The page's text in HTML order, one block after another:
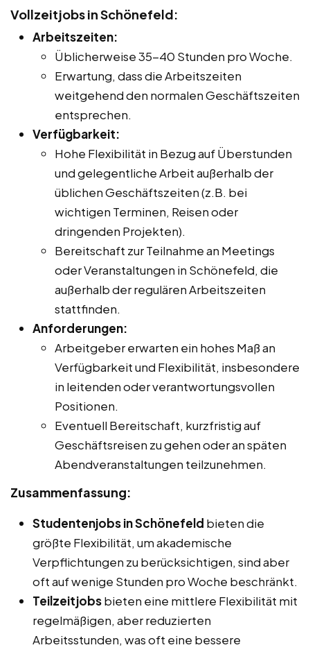
Vollzeitjobs in Schönefeld:
Arbeitszeiten:
Üblicherweise 35-40 Stunden pro Woche.
Erwartung, dass die Arbeitszeiten
weitgehend den normalen Geschäftszeiten
entsprechen.
Verfügbarkeit:
Hohe Flexibilität in Bezug auf Überstunden
und gelegentliche Arbeit außerhalb der
üblichen Geschäftszeiten (z.B. bei
wichtigen Terminen, Reisen oder
dringenden Projekten).
Bereitschaft zur Teilnahme an Meetings
oder Veranstaltungen in Schönefeld, die
außerhalb der regulären Arbeitszeiten
stattfinden.
Anforderungen:
Arbeitgeber erwarten ein hohes Maß an
Verfügbarkeit und Flexibilität, insbesondere
in leitenden oder verantwortungsvollen
Positionen.
Eventuell Bereitschaft, kurzfristig auf
Geschäftsreisen zu gehen oder an späten
Abendveranstaltungen teilzunehmen.
Zusammenfassung:
Studentenjobs in Schönefeld bieten die
größte Flexibilität, um akademische
Verpflichtungen zu berücksichtigen, sind aber
oft auf wenige Stunden pro Woche beschränkt.
Teilzeitjobsbieten eine mittlere Flexibilität mit
regelmäßigen, aber reduzierten
Arbeitsstunden, was oft eine bessere